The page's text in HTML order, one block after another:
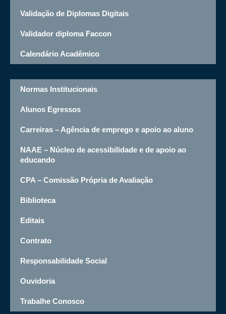
Validação de Diplomas Digitais
Validador diploma Faccon
Calendário Acadêmico
Normas Institucionais
Alunos Egressos
Carreiras – Agência de emprego e apoio ao aluno
NAAE – Núcleo de acessibilidade e de apoio ao
educando
CPA – Comissão Própria de Avaliação
Biblioteca
Editais
Contrato
Responsabilidade Social
Ouvidoria
Trabalhe Conosco